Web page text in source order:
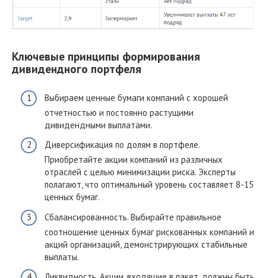
Ключевые принципы формирования
дивидендного портфеля
Выбираем ценные бумаги компаний с хорошей
отчетностью и постоянно растущими
дивидендными выплатами.
Диверсификация по долям в портфеле.
Приобретайте акции компаний из различных
отраслей с целью минимизации риска. Эксперты
полагают, что оптимальный уровень составляет 8-15
ценных бумаг.
Сбалансированность. Выбирайте правильное
соотношение ценных бумаг рискованных компаний и
акций организаций, демонстрирующих стабильные
выплаты.